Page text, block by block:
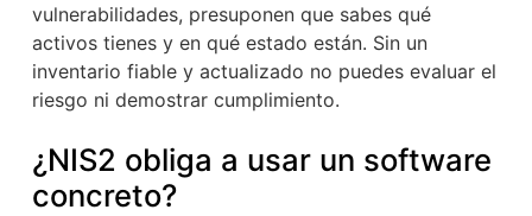
vulnerabilidades, presuponen que sabes qué
activos tienes y en qué estado están. Sin un
inventario fiable y actualizado no puedes evaluar el
riesgo ni demostrar cumplimiento.
¿NIS2 obliga a usar un software
concreto?